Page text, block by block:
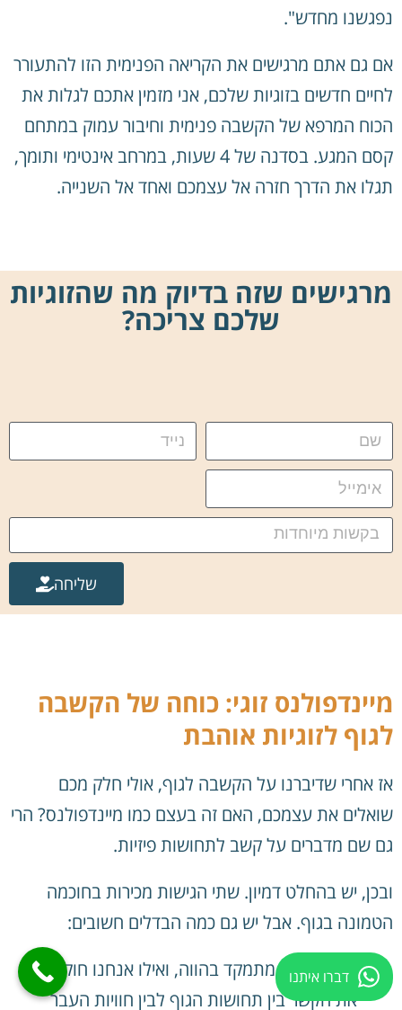
נפגשנו מחדש".
אם גם אתם מרגישים את הקריאה הפנימית הזו להתעורר
לחיים חדשים בזוגיות שלכם, אני מזמין אתכם לגלות את
הכוח המרפא של הקשבה פנימית וחיבור עמוק במתחם
קסם המגע. בסדנה של 4 שעות, במרחב אינטימי ותומך,
תגלו את הדרך חזרה אל עצמכם ואחד אל השנייה.
מרגישים שזה בדיוק מה שהזוגיות
שלכם צריכה?
שליחה
מיינדפולנס זוגי: כוחה של הקשבה
לגוף לזוגיות אוהבת
אז אחרי שדיברנו על הקשבה לגוף, אולי חלק מכם
שואלים את עצמכם, האם זה בעצם כמו מיינדפולנס? הרי
גם שם מדברים על קשב לתחושות פיזיות.
ובכן, יש בהחלט דמיון. שתי הגישות מכירות בחוכמה
הטמונה בגוף. אבל יש גם כמה הבדלים חשובים:
מיינדפולנס מתמקד בהווה, ואילו אנחנו חוקרים גם
את הקשר בין תחושות הגוף לבין חוויות העבר
דברו איתנו